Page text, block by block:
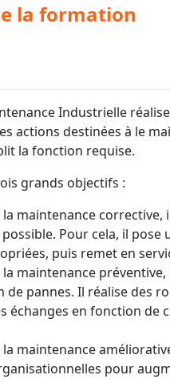
la formation
Industrielle
actions destinées à le
la fonction requise.
grands objectifs :
la maintenance
Pour cela, il
puis remet en
maintenance
de pannes. Il réalise des
échanges en fonction de
la maintenance
pour